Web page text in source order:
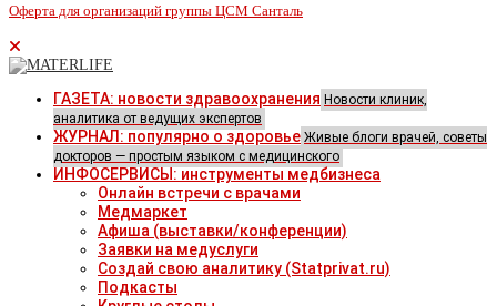
Оферта для организаций группы ЦСМ Санталь
ГАЗЕТА: новости здравоохранения Новости клиник,
аналитика от ведущих экспертов
ЖУРНАЛ: популярно о здоровье Живые блоги врачей, советы
докторов — простым языком с медицинского
ИНФОСЕРВИСЫ: инструменты медбизнеса
Онлайн встречи с врачами
Медмаркет
Афиша (выставки/конференции)
Заявки на медуслуги
Создай свою аналитику (Statprivat.ru)
Подкасты